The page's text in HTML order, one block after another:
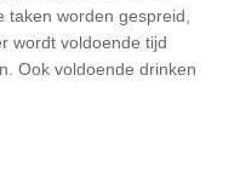
worden gespreid,
wordt voldoende tijd
Ook voldoende drinken